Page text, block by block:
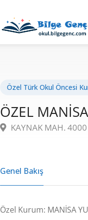
Özel Türk Okul Öncesi
ÖZEL
KAYNAK MAH.
Genel Bakış
Özel Kurum: MANİSA